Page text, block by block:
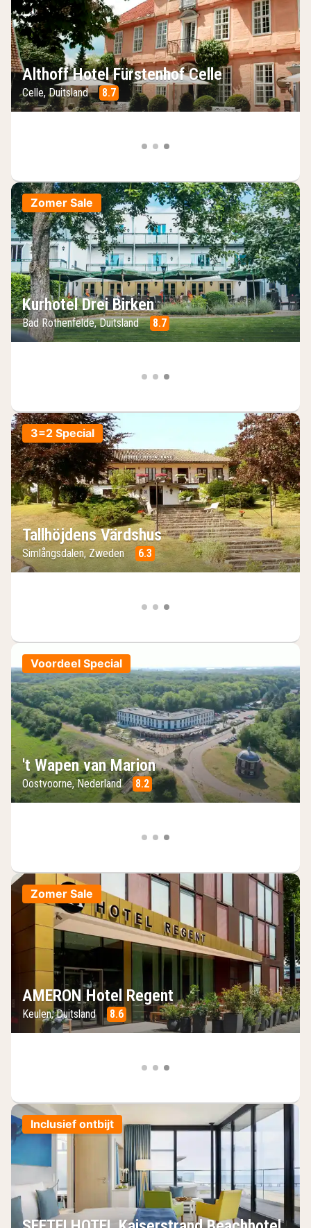
Althoff Hotel Fürstenhof Celle
Celle, Duitsland 8.7
Zomer Sale
Kurhotel Drei Birken
Bad Rothenfelde, Duitsland 8.7
3=2 Special
Tallhöjdens Värdshus
Simlångsdalen, Zweden 6.3
Voordeel Special
't Wapen van Marion
Oostvoorne, Nederland 8.2
Zomer Sale
AMERON Hotel Regent
Keulen, Duitsland 8.6
Inclusief ontbijt